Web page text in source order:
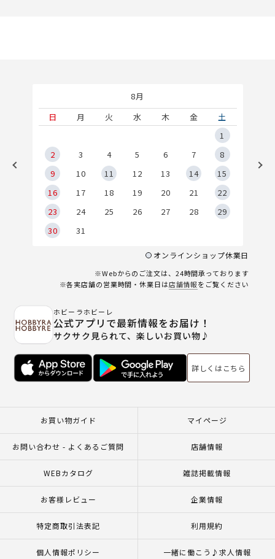
8月
日
月 火 水 木 金
土
1
2
3 4 5 6 7
8
9
10 11 12 13 14
15
16
17 18 19 20 21
22
23
24 25 26 27 28
29
30
31
オンラインショップ休業日
※Webからのご注文は、24時間承っております
※各実店舗の営業時間・休業日は店舗情報をご覧ください
ホビーラホビーレ
公式アプリで最新情報をお届け！
サクサク見られて、楽しいお買い物♪
詳しくはこちら
お買い物ガイド マイページ
お問い合わせ - よくあるご質問 店舗情報
WEBカタログ 雑誌掲載情報
お客様レビュー 企業情報
特定商取引法表記 利用規約
個人情報ポリシー 一緒に働こう♪求人情報